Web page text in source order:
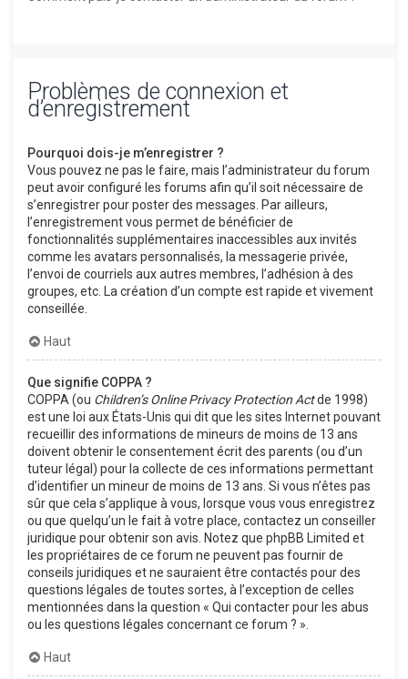
Problèmes de connexion et
d’enregistrement
Pourquoi dois-je m’enregistrer ?
Vous pouvez ne pas le faire, mais l’administrateur du forum
peut avoir configuré les forums afin qu’il soit nécessaire de
s’enregistrer pour poster des messages. Par ailleurs,
l’enregistrement vous permet de bénéficier de
fonctionnalités supplémentaires inaccessibles aux invités
comme les avatars personnalisés, la messagerie privée,
l’envoi de courriels aux autres membres, l’adhésion à des
groupes, etc. La création d’un compte est rapide et vivement
conseillée.
Haut
Que signifie COPPA ?
COPPA (ou Children’s Online Privacy Protection Actde 1998)
est une loi aux États-Unis qui dit que les sites Internet pouvant
recueillir des informations de mineurs de moins de 13 ans
doivent obtenir le consentement écrit des parents (ou d’un
tuteur légal) pour la collecte de ces informations permettant
d’identifier un mineur de moins de 13 ans. Si vous n’êtes pas
sûr que cela s’applique à vous, lorsque vous vous enregistrez
ou que quelqu’un le fait à votre place, contactez un conseiller
juridique pour obtenir son avis. Notez que phpBB Limited et
les propriétaires de ce forum ne peuvent pas fournir de
conseils juridiques et ne sauraient être contactés pour des
questions légales de toutes sortes, à l’exception de celles
mentionnées dans la question « Qui contacter pour les abus
ou les questions légales concernant ce forum ? ».
Haut